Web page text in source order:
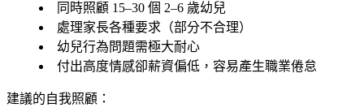
同時照顧 15–30 個 2–6 歲幼兒
處理家長各種要求（部分不合理）
幼兒行為問題需極大耐心
付出高度情感卻薪資偏低，容易產生職業倦怠
建議的自我照顧：